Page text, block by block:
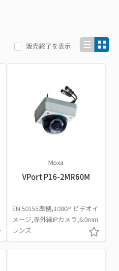
販売終了を表示
Moxa
VPort P16-2MR60M
EN 50155準拠,1080P ビデオイ
メージ,赤外線IPカメラ,6.0mm
レンズ